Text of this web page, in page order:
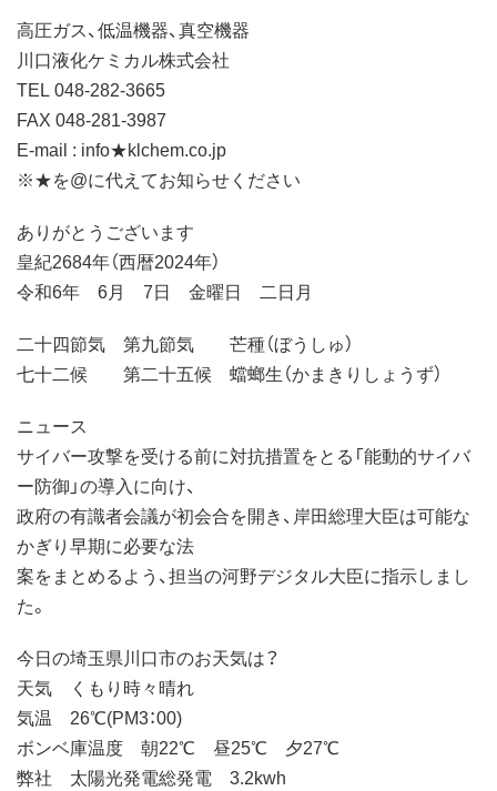
高圧ガス、低温機器、真空機器
川口液化ケミカル株式会社
TEL 048-282-3665
FAX 048-281-3987
E-mail : info★klchem.co.jp
※★を@に代えてお知らせください
ありがとうございます
皇紀2684年（西暦2024年）
令和6年 6月 7日 金曜日 二日月
二十四節気 第九節気 芒種（ぼうしゅ）
七十二候 第二十五候 蟷螂生（かまきりしょうず）
ニュース
サイバー攻撃を受ける前に対抗措置をとる「能動的サイバ
ー防御」の導入に向け、
政府の有識者会議が初会合を開き、岸田総理大臣は可能な
かぎり早期に必要な法
案をまとめるよう、担当の河野デジタル大臣に指示しまし
た。
今日の埼玉県川口市のお天気は？
天気 くもり時々晴れ
気温 26℃(PM3：00)
ボンベ庫温度 朝22℃ 昼25℃ 夕27℃
弊社 太陽光発電総発電 3.2kwh